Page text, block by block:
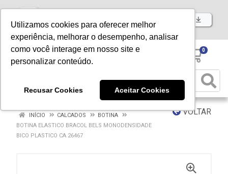
Utilizamos cookies para oferecer melhor
experiência, melhorar o desempenho, analisar
como você interage em nosso site e
personalizar conteúdo.
Recusar Cookies Aceitar Cookies
Baixe já nosso APP
0
VOLTAR
INÍCIO CALCADOS
BOTINA
BOTINA ELASTICO BRACOL BELS MONODENSIDADE
BICO PLASTICO CA 26467